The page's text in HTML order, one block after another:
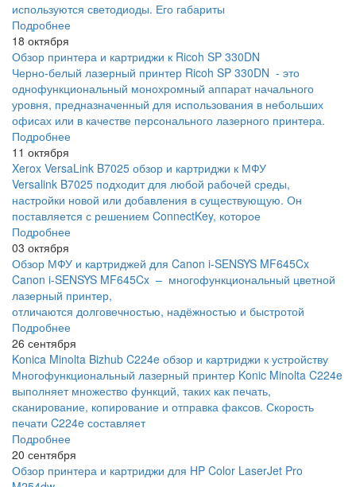
используются светодиоды. Его габариты
Подробнее
18 октября
Обзор принтера и картриджи к Ricoh SP 330DN
Черно-белый лазерный принтер Ricoh SP 330DN - это
однофункциональный монохромный аппарат начального
уровня, предназначенный для использования в небольших
офисах или в качестве персонального лазерного принтера.
Подробнее
11 октября
Xerox VersaLink B7025 обзор и картриджи к МФУ
Versalink B7025 подходит для любой рабочей среды,
настройки новой или добавления в существующую. Он
поставляется с решением ConnectKey, которое
Подробнее
03 октября
Обзор МФУ и картриджей для Canon i-SENSYS MF645Cx
Canon i-SENSYS MF645Cx – многофункциональный цветной
лазерный принтер,
отличаются долговечностью, надёжностью и быстротой
Подробнее
26 сентября
Konica Minolta Bizhub C224e обзор и картриджи к устройству
Многофункциональный лазерный принтер Konic Minolta C224e
выполняет множество функций, таких как печать,
сканирование, копирование и отправка факсов. Скорость
печати C224e составляет
Подробнее
20 сентября
Обзор принтера и картриджи для HP Color LaserJet Pro